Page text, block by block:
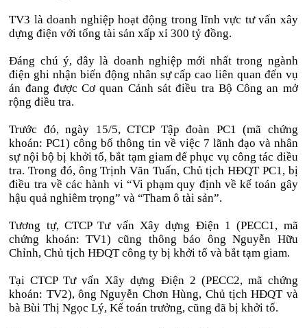
TV3 là doanh nghiệp hoạt động trong lĩnh vực tư vấn xây
dựng điện với tổng tài sản xấp xỉ 300 tỷ đồng.
Đáng chú ý, đây là doanh nghiệp mới nhất trong ngành
điện ghi nhận biến động nhân sự cấp cao liên quan đến vụ
án đang được Cơ quan Cảnh sát điều tra Bộ Công an mở
rộng điều tra.
Trước đó, ngày 15/5, CTCP Tập đoàn PC1 (mã chứng
khoán: PC1) công bố thông tin về việc 7 lãnh đạo và nhân
sự nội bộ bị khởi tố, bắt tạm giam để phục vụ công tác điều
tra. Trong đó, ông Trịnh Văn Tuấn, Chủ tịch HĐQT PC1, bị
điều tra về các hành vi “Vi phạm quy định về kế toán gây
hậu quả nghiêm trọng” và “Tham ô tài sản”.
Tương tự, CTCP Tư vấn Xây dựng Điện 1 (PECC1, mã
chứng khoán: TV1) cũng thông báo ông Nguyễn Hữu
Chỉnh, Chủ tịch HĐQT công ty bị khởi tố và bắt tạm giam.
Tại CTCP Tư vấn Xây dựng Điện 2 (PECC2, mã chứng
khoán: TV2), ông Nguyễn Chơn Hùng, Chủ tịch HĐQT và
bà Bùi Thị Ngọc Lý, Kế toán trưởng, cũng đã bị khởi tố.